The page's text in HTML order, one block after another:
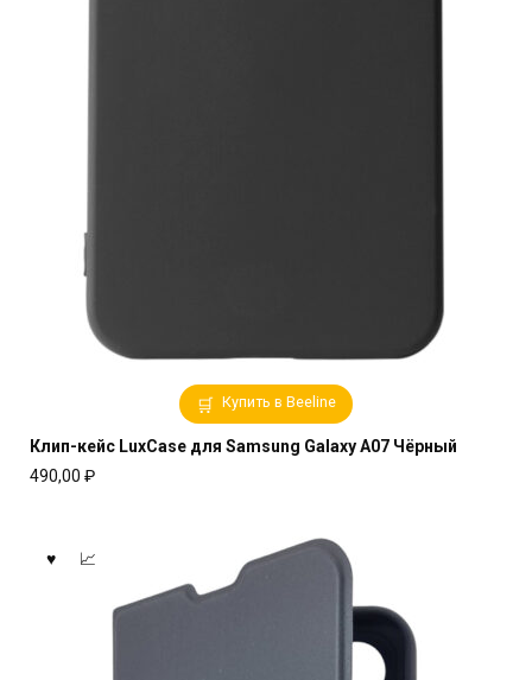
Купить в Beeline
Клип-кейс LuxCase для Samsung Galaxy A07 Чёрный
490,00 ₽